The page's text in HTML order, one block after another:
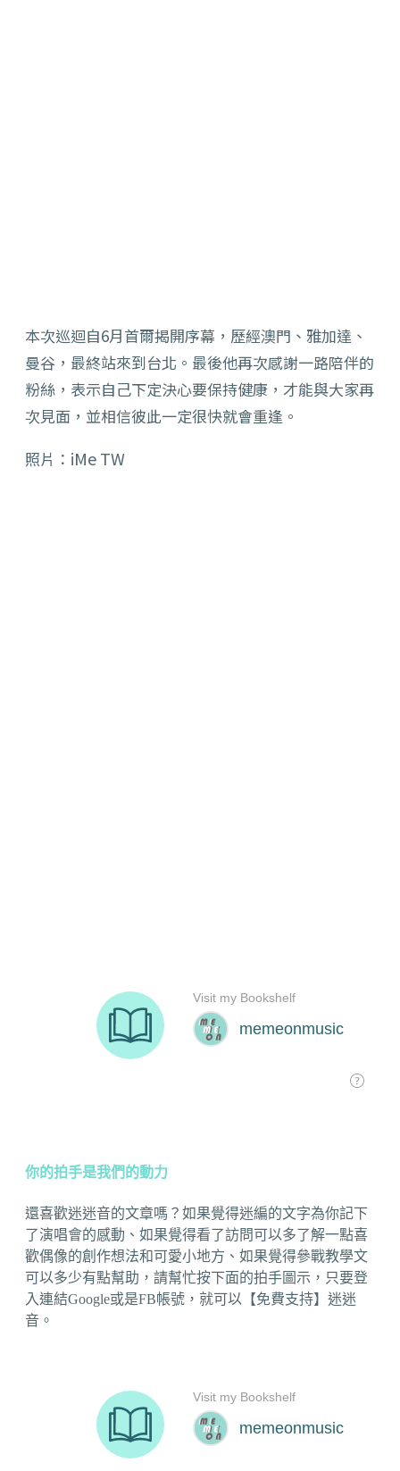
本次巡迴自6月首爾揭開序幕，歷經澳門、雅加達、
曼谷， 最終站來到台北。最後他再次感謝一路陪伴的
粉絲， 表示自己下定決心要保持健康，才能與大家再
次見面， 並相信彼此一定很快就會重逢。
照片： iMe TW
你的拍手是我們的動力
還喜歡迷迷音的文章嗎？如果覺得迷編的文字為你記下
了演唱會的感動、如果覺得看了訪問可以多了解一點喜
歡偶像的創作想法和可愛小地方、如果覺得參戰教學文
可以多少有點幫助，請幫忙按下面的拍手圖示，只要登
入連結Google或是FB帳號，就可以【免費支持】迷迷
音。